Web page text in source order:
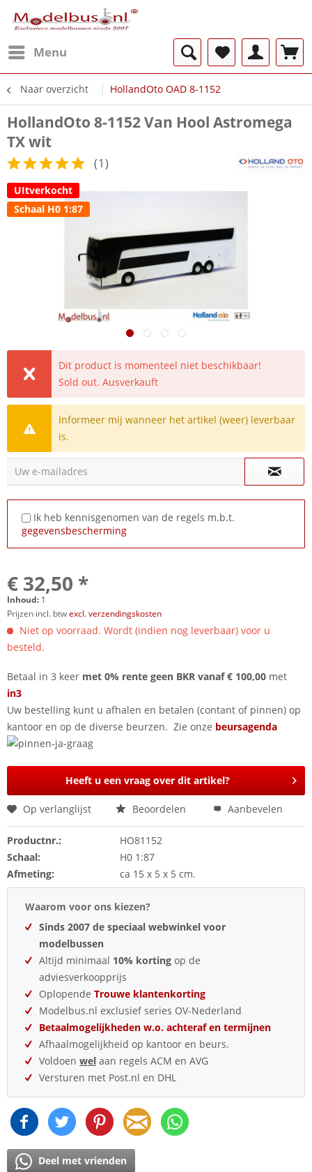
Menu
Naar overzicht HollandOto OAD 8-1152
HollandOto 8-1152 Van Hool Astromega
TX wit
(1)
UItverkocht
Schaal H0 1:87
Dit product is momenteel niet beschikbaar!
Sold out. Ausverkauft
Informeer mij wanneer het artikel (weer) leverbaar
is.
Uw e-mailadres
Ik heb kennisgenomen van de regels m.b.t.
gegevensbescherming
€ 32,50 *
Inhoud: 1
Prijzen incl. btwexcl. verzendingskosten
Niet op voorraad. Wordt (indien nog leverbaar) voor u
besteld.
Betaal in 3 keer met 0% rente geen BKR vanaf € 100,00 met
in3
Uw bestelling kunt u afhalen en betalen (contant of pinnen) op
kantoor en op de diverse beurzen. Zie onze beursagenda
Heeft u een vraag over dit artikel?
Op verlanglijst Beoordelen Aanbevelen
Productnr.:
HO81152
Schaal:
H0 1:87
Afmeting:
ca 15 x 5 x 5 cm.
Waarom voor ons kiezen?
Sinds 2007 de speciaal webwinkel voor
modelbussen
Altijd minimaal 10% korting op de
adviesverkoopprijs
Oplopende Trouwe klantenkorting
Modelbus.nl exclusief series OV-Nederland
Betaalmogelijkheden w.o. achteraf en termijnen
Afhaalmogelijkheid op kantoor en beurs.
Voldoen wel aan regels ACM en AVG
Versturen met Post.nl en DHL
Deel met vrienden